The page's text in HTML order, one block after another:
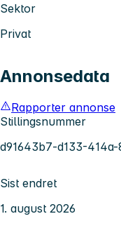
Sektor
Privat
Annonsedata
Rapporter annonse
Stillingsnummer
d91643b7-d133-
Sist endret
1. august 2026